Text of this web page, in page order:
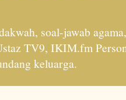
soal-jawab
TV9, IKIM.fm
keluarga.